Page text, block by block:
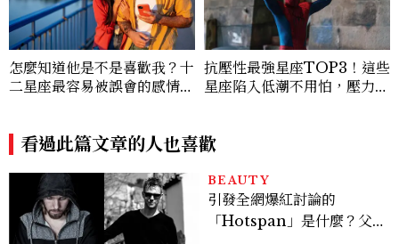
怎麼知道他是不是喜歡我？十
二星座最容易被誤會的感情表
抗壓性最強星座TOP3！這些
星座陷入低潮不用怕，壓力能
看過此篇文章的人也喜歡
BEAUTY
引發全網爆紅討論的
「Hotspan」是什麼？父